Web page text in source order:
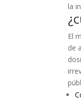
la
El
de